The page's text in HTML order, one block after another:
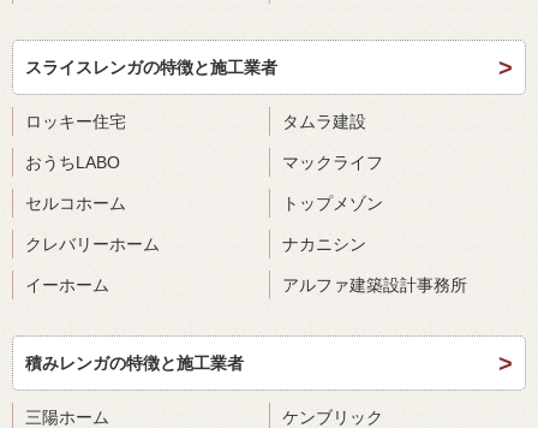
スライスレンガの特徴と施工業者
ロッキー住宅 タムラ建設
おうちLABO マックライフ
セルコホーム トップメゾン
クレバリーホーム ナカニシン
イーホーム アルファ建築設計事務所
積みレンガの特徴と施工業者
三陽ホーム ケンブリック